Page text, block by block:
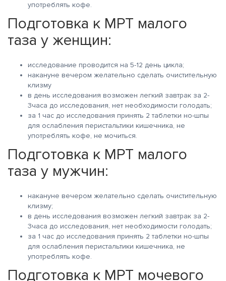
употреблять кофе.
Подготовка к МРТ малого
таза у женщин:
исследование проводится на 5-12 день цикла;
накануне вечером желательно сделать очистительную
клизму
в день исследования возможен легкий завтрак за 2-
3часа до исследования, нет необходимости голодать;
за 1 час до исследования принять 2 таблетки но-шпы
для ослабления перистальтики кишечника, не
употреблять кофе, не мочиться.
Подготовка к МРТ малого
таза у мужчин:
накануне вечером желательно сделать очистительную
клизму;
в день исследования возможен легкий завтрак за 2-
3часа до исследования, нет необходимости голодать;
за 1 час до исследования принять 2 таблетки но-шпы
для ослабления перистальтики кишечника, не
употреблять кофе.
Подготовка к МРТ мочевого